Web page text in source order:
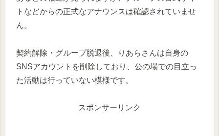
トなどからの正式なアナウンスは確認されていませ
ん。
契約解除・グループ脱退後、りあらさんは自身の
SNSアカウントを削除しており、公の場での目立っ
た活動は行っていない模様です。
スポンサーリンク